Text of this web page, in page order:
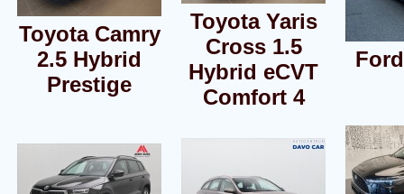
Toyota Camry
2.5 Hybrid
Prestige
Toyota Yaris
Cross 1.5
Hybrid eCVT
Comfort 4